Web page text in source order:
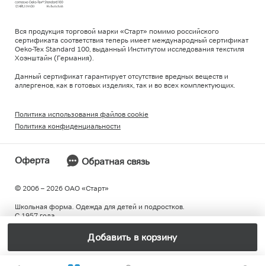
Добавить в корзину
© 2006 – 2026 ОAO «Старт»
Школьная форма. Одежда для детей и подростков.
С 1957 года.
Оферта Обратная связь
Вся продукция торговой марки «Старт» помимо российского
сертификата соответствия теперь имеет международный сертификат
Oeko-Tex Standard 100, выданный Институтом исследования текстиля
Хоэнштайн (Германия).
Данный сертификат гарантирует отсутствие вредных веществ и
аллергенов, как в готовых изделиях, так и во всех комплектующих.
Политика использования файлов cookie
Политика конфиденциальности